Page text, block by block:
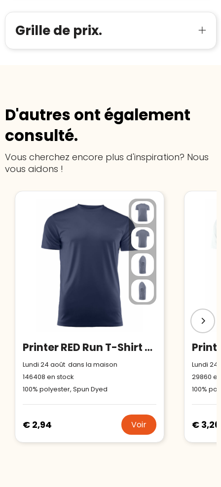
Grille de prix.
D'autres ont également
consulté.
Vous cherchez encore plus d'inspiration? Nous
vous aidons !
Printer RED Run T-Shirt Hommes
Lundi 24 août dans la maison
146408 en stock
100% polyester, Spun Dyed
€ 2,94 Voir
Lundi
29860
100%
€ 3,26